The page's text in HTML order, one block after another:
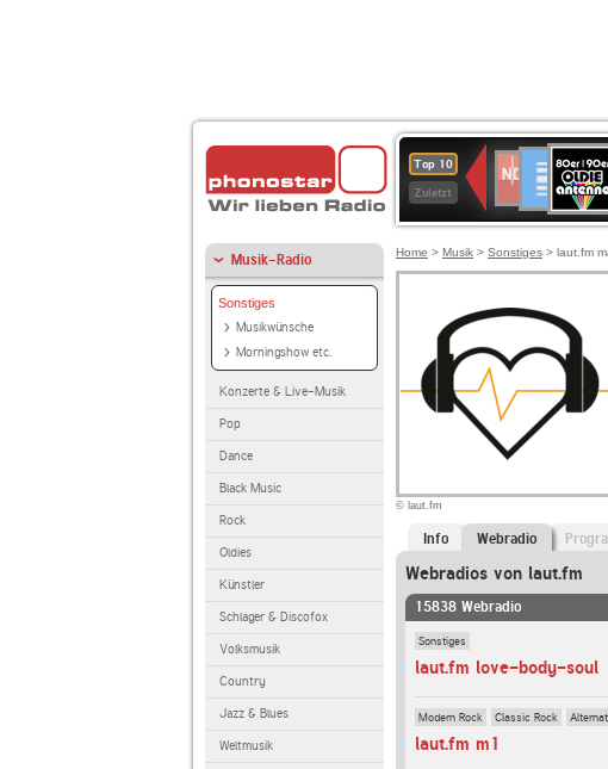
Top 10
Zuletzt
80er
90er
OLDIE
SWR
Kultur
NDR
2
Musik-Radio
Sonstiges
Musikwünsche
Morningshow etc.
Konzerte & Live-Musik
Pop
Dance
Black Music
Rock
Oldies
Künstler
Schlager & Discofox
Volksmusik
Country
Jazz & Blues
Weltmusik
Home > Musik > Sonstiges > laut.fm
© laut.fm
Info Webradio
Webradios von laut.fm
15838 Webradio
Sonstiges
laut.fm love-body-soul
Modern Rock Classic Rock
laut.fm m1